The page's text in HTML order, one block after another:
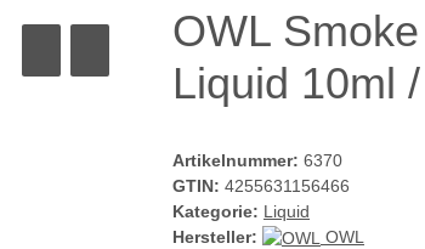
OWL
Liquid 10ml
Artikelnummer: 6370
GTIN: 4255631156466
Kategorie: Liquid
Hersteller:
OWL